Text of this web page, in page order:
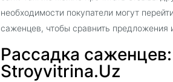
необходимости покупатели могут
саженцев, чтобы сравнить предложения
Рассадка
Stroyvitrina.Uz